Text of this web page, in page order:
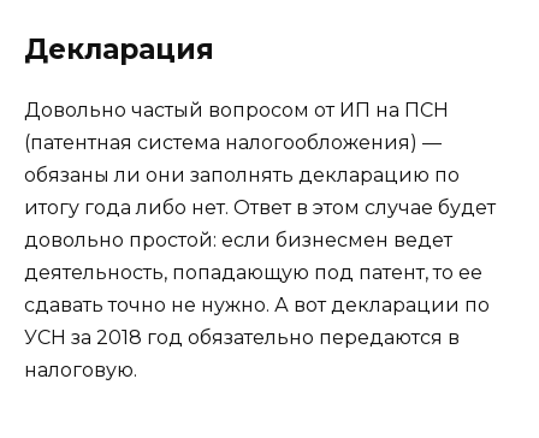
Декларация
Довольно частый вопросом от ИП на ПСН
(патентная система налогообложения) —
обязаны ли они заполнять декларацию по
итогу года либо нет. Ответ в этом случае будет
довольно простой: если бизнесмен ведет
деятельность, попадающую под патент, то ее
сдавать точно не нужно. А вот декларации по
УСН за 2018 год обязательно передаются в
налоговую.